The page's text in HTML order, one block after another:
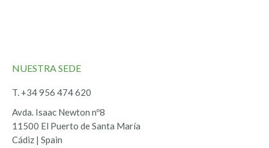
NUESTRA SEDE
T. +34 956 474 620
Avda. Isaac Newton nº8
11500 El Puerto de Santa María
Cádiz | Spain